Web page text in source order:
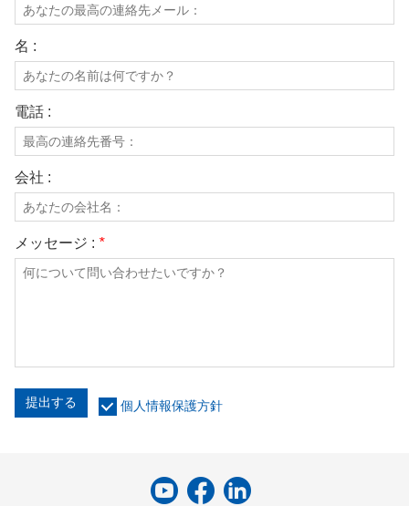
名 :
電話 :
会社 :
メッセージ : *
提出する 個人情報保護方針